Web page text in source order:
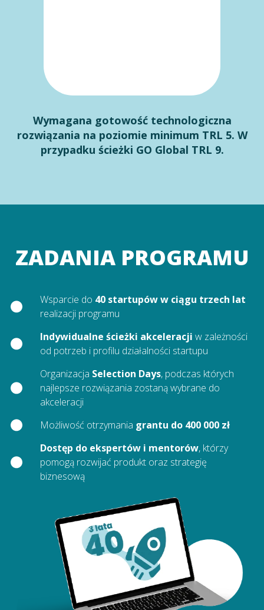
Wymagana gotowość technologiczna
rozwiązania na poziomie minimum TRL 5. W
przypadku ścieżki GO Global TRL 9.
ZADANIA PROGRAMU
Wsparcie do 40 startupów w ciągu trzech lat
realizacji programu
Indywidualne ścieżki akceleracji w zależności
od potrzeb i profilu działalności startupu
Organizacja Selection Days, podczas których
najlepsze rozwiązania zostaną wybrane do
akceleracji
Możliwość otrzymania grantu do 400 000 zł
Dostęp do ekspertów i mentorów, którzy
pomogą rozwijać produkt oraz strategię
biznesową